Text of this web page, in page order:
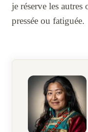
je réserve les
pressée ou fatiguée.